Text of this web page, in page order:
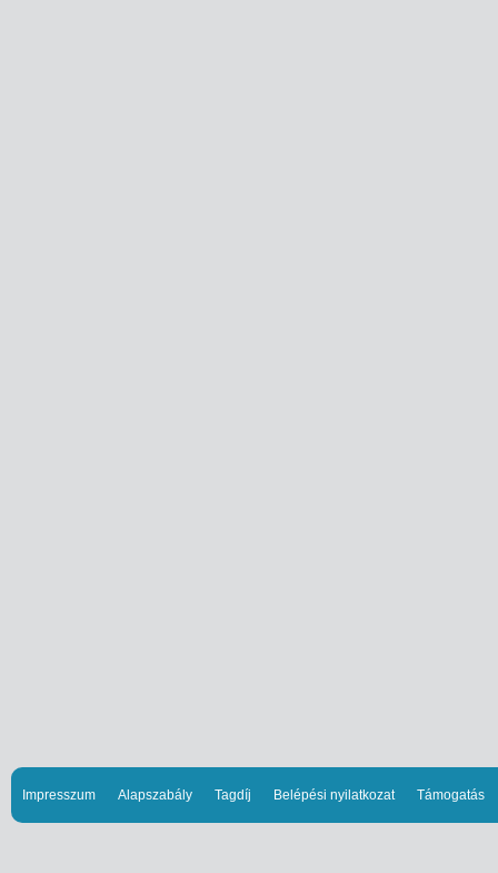
Impresszum Alapszabály Tagdíj Belépési nyilatkozat Támogatás